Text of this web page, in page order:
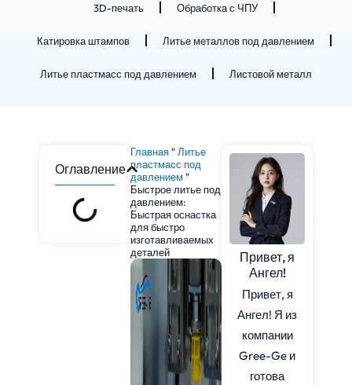
3D-печать Обработка с ЧПУ
Катировка штампов Литье металлов под давлением
Литье пластмасс под давлением Листовой металл
Оглавление
Главная " Литье
пластмасс под
давлением "
Быстрое литье под
давлением:
Быстрая оснастка
для быстро
изготавливаемых
деталей
Привет, я
Ангел!
Привет, я
Ангел! Я из
компании
Gree-Ge и
готова